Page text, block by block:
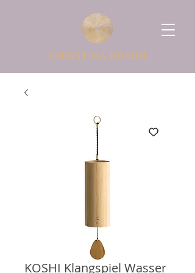
KOSHI Klangspiel Wasser